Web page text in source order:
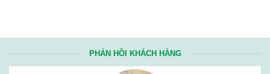
PHẢN HỒI KHÁCH HÀNG